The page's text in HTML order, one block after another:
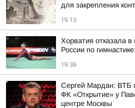
для закрепления
19:13
Хорватия отказала
России по
19:39
Сергей Мардан: ВТБ
ФК «Открытие» у
центре Москвы